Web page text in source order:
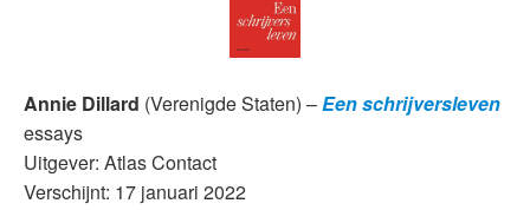
Annie Dillard (Verenigde Staten) – Een schrijversleven
essays
Uitgever: Atlas Contact
Verschijnt: 17 januari 2022